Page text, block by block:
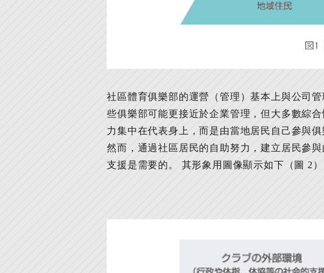
社區體育俱樂部的運營（管理）基本上與公司
些俱樂部可能更接近於企業管理，但大多數綜
力集中在代表身上，而是由當地居民自己參與
然而，通過社區居民的自助努力，建立居民參
支援是需要的。 其形象用圖像顯示如下（圖 2）